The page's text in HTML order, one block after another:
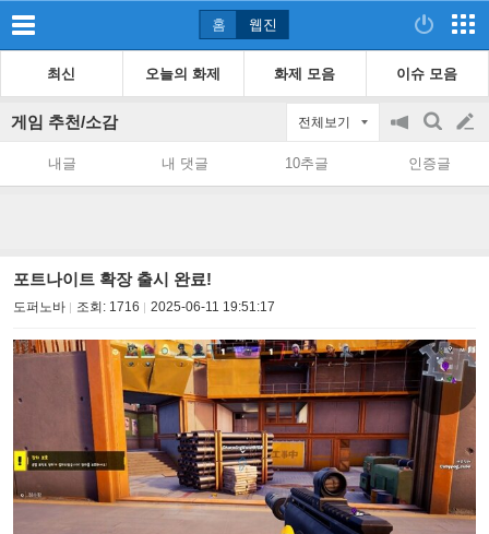
홈 웹진
최신 오늘의 화제 화제 모음 이슈 모음
게임 추천/소감 전체보기
공
on/off
검
색
글
쓰
내글 내 댓글 10추글 인증글
포트나이트 확장 출시 완료!
도퍼노바 조회: 1716 2025-06-11 19:51:17